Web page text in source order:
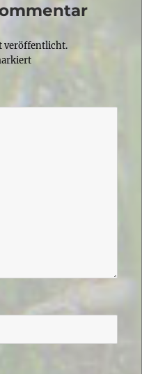
veröffentlicht.